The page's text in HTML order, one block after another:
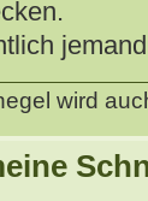
wird